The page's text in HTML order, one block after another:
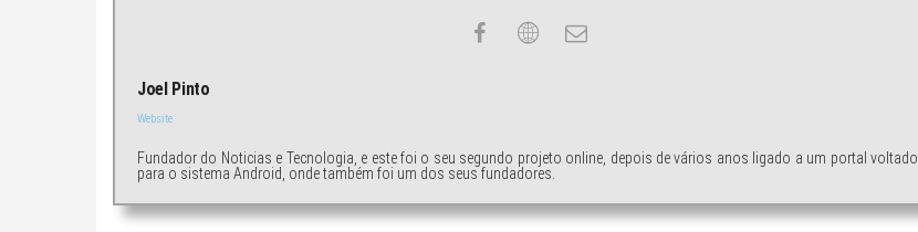
Joel Pinto
Website
Fundador do Noticias e Tecnologia, e este foi o seu segundo projeto online, depois de vários anos ligado a um portal voltado
para o sistema Android, onde também foi um dos seus fundadores.